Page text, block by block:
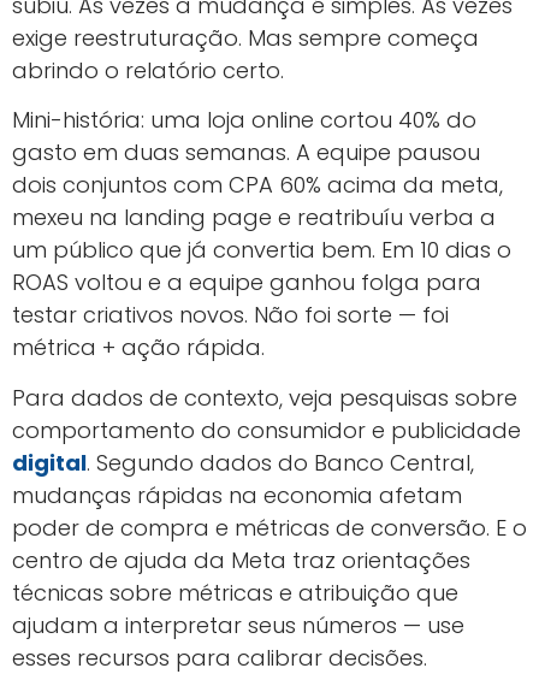
exige reestruturação. Mas sempre começa
abrindo o relatório certo.
Mini-história: uma loja online cortou 40% do
gasto em duas semanas. A equipe pausou
dois conjuntos com CPA 60% acima da meta,
mexeu na landing page e reatribuíu verba a
um público que já convertia bem. Em 10 dias o
ROAS voltou e a equipe ganhou folga para
testar criativos novos. Não foi sorte — foi
métrica + ação rápida.
Para dados de contexto, veja pesquisas sobre
comportamento do consumidor e publicidade
digital. Segundo dados do Banco Central,
mudanças rápidas na economia afetam
poder de compra e métricas de conversão. E o
centro de ajuda da Meta traz orientações
técnicas sobre métricas e atribuição que
ajudam a interpretar seus números — use
esses recursos para calibrar decisões.